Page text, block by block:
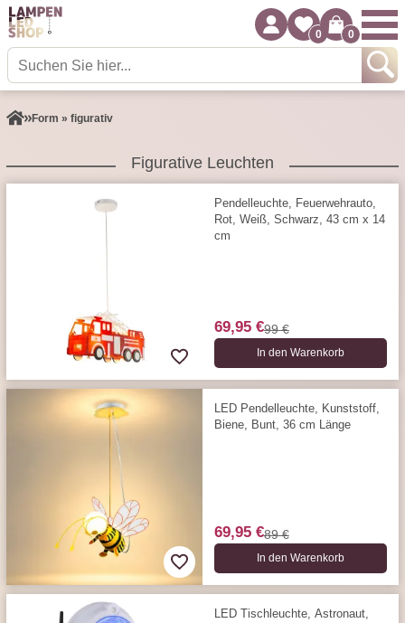
0 0
Form » figurativ
Figurative Leuchten
Pendelleuchte, Feuerwehrauto,
Rot, Weiß, Schwarz, 43 cm x 14
cm
69,95 €99 €
In den Warenkorb
LED Pendelleuchte, Kunststoff,
Biene, Bunt, 36 cm Länge
69,95 €89 €
In den Warenkorb
LED Tischleuchte, Astronaut,